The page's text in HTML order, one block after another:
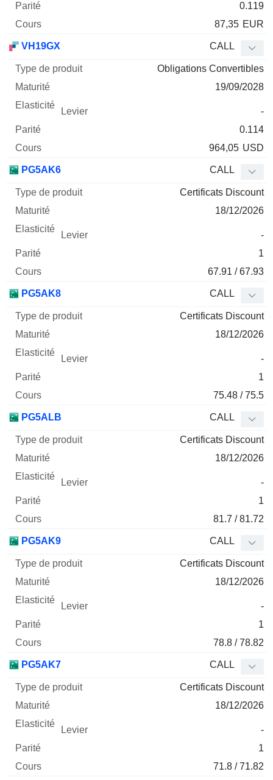
0.119
87,35 EUR
VH19GX CALL
Obligations Convertibles
19/09/2028
-
0.114
964,05 USD
PG5AK6 CALL
Certificats Discount
18/12/2026
-
1
67.91 / 67.93
PG5AK8 CALL
Certificats Discount
18/12/2026
-
1
75.48 / 75.5
PG5ALB CALL
Certificats Discount
18/12/2026
-
1
81.7 / 81.72
PG5AK9 CALL
Certificats Discount
18/12/2026
-
1
78.8 / 78.82
PG5AK7 CALL
Certificats Discount
18/12/2026
-
1
71.8 / 71.82